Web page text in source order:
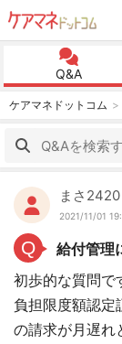
Q&A
ケアマネドットコム
まさ2420
2021/11/01
Q
給付管理
初歩的な質問で
負担限度額認定
の請求が月遅れ